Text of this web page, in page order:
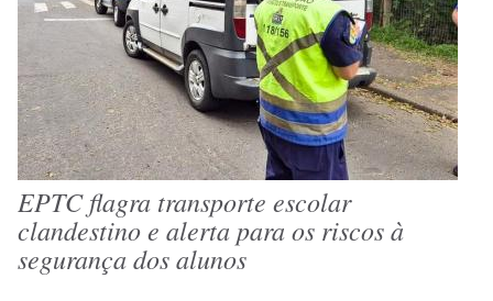
EPTC flagra transporte escolar
clandestino e alerta para os riscos à
segurança dos alunos